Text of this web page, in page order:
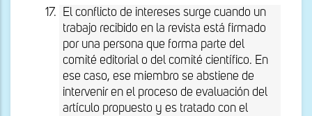
El conflicto de intereses surge cuando un
trabajo recibido en la revista está firmado
por una persona que forma parte del
comité editorial o del comité científico. En
ese caso, ese miembro se abstiene de
intervenir en el proceso de evaluación del
artículo propuesto y es tratado con el